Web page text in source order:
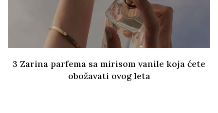
3 Zarina parfema sa mirisom vanile koja ćete
obožavati ovog leta